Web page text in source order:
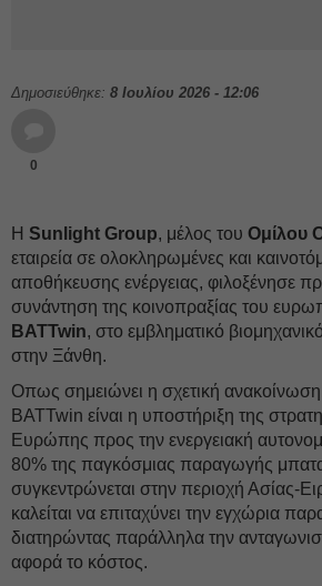
Δημοσιεύθηκε: 8 Ιουλίου 2026 - 12:06
0
Η Sunlight Group, μέλος του Ομίλου
εταιρεία σε ολοκληρωμένες και
αποθήκευσης ενέργειας, φιλοξένησε
συνάντηση της κοινοπραξίας του
BATTwin, στο εμβληματικό
στην Ξάνθη.
Οπως σημειώνει η σχετική
BATTwin είναι η υποστήριξη της
Ευρώπης προς την ενεργειακή
80% της παγκόσμιας παραγωγής
συγκεντρώνεται στην περιοχή Ασίας-
καλείται να επιταχύνει την εγχώρια
διατηρώντας παράλληλα την
αφορά το κόστος.